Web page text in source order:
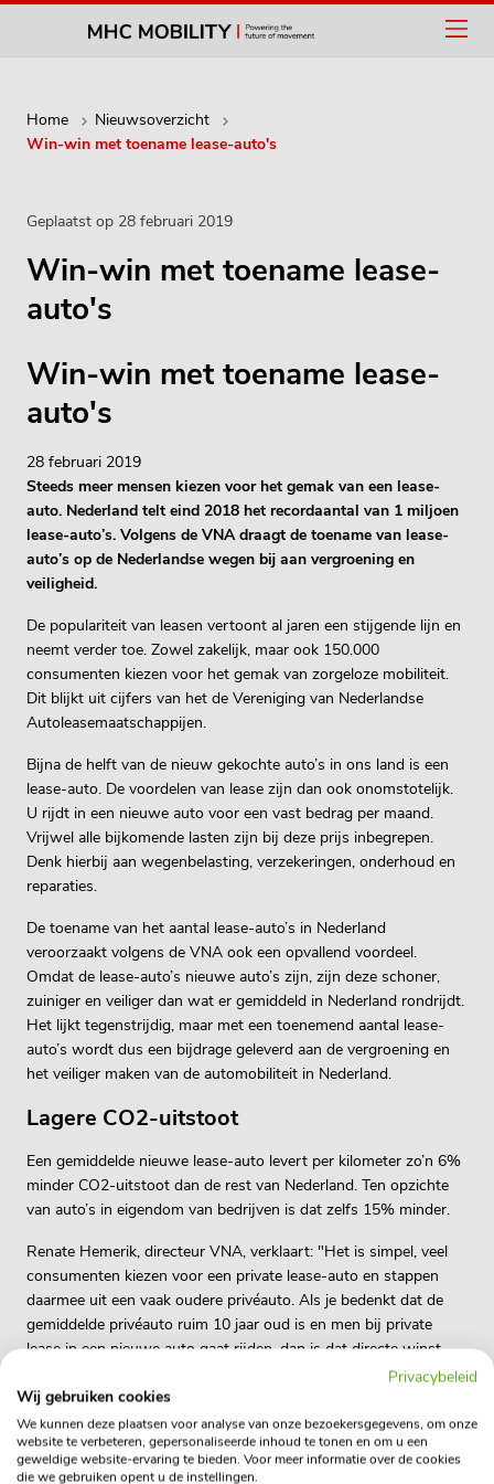
Home
Nieuwsoverzicht
Win-win met toename lease-auto's
Win-win met toename lease-
auto's
Geplaatst op 28 februari 2019
Win-win met toename lease-
auto's
28 februari 2019
Steeds meer mensen kiezen voor het gemak van een lease-
auto. Nederland telt eind 2018 het recordaantal van 1 miljoen
lease-auto’s. Volgens de VNA draagt de toename van lease-
auto’s op de Nederlandse wegen bij aan vergroening en
veiligheid.
De populariteit van leasen vertoont al jaren een stijgende lijn en
neemt verder toe. Zowel zakelijk, maar ook 150.000
consumenten kiezen voor het gemak van zorgeloze mobiliteit.
Dit blijkt uit cijfers van het de Vereniging van Nederlandse
Autoleasemaatschappijen.
Bijna de helft van de nieuw gekochte auto’s in ons land is een
lease-auto. De voordelen van lease zijn dan ook onomstotelijk.
U rijdt in een nieuwe auto voor een vast bedrag per maand.
Vrijwel alle bijkomende lasten zijn bij deze prijs inbegrepen.
Denk hierbij aan wegenbelasting, verzekeringen, onderhoud en
reparaties.
De toename van het aantal lease-auto’s in Nederland
veroorzaakt volgens de VNA ook een opvallend voordeel.
Omdat de lease-auto’s nieuwe auto’s zijn, zijn deze schoner,
zuiniger en veiliger dan wat er gemiddeld in Nederland rondrijdt.
Het lijkt tegenstrijdig, maar met een toenemend aantal lease-
auto’s wordt dus een bijdrage geleverd aan de vergroening en
het veiliger maken van de automobiliteit in Nederland.
Lagere CO2-uitstoot
Een gemiddelde nieuwe lease-auto levert per kilometer zo’n 6%
minder CO2-uitstoot dan de rest van Nederland. Ten opzichte
van auto’s in eigendom van bedrijven is dat zelfs 15% minder.
Renate Hemerik, directeur VNA, verklaart: "Het is simpel, veel
consumenten kiezen voor een private lease-auto en stappen
daarmee uit een vaak oudere privéauto. Als je bedenkt dat de
gemiddelde privéauto ruim 10 jaar oud is en men bij private
lease in een nieuwe auto gaat rijden, dan is dat directe winst
voor de CO2-uitstoot. Naast het feit dat nieuwe auto’s zuiniger
rijden, hebben zij gemiddeld ook meer veiligheidsopties. En dat
is weer goed voor de verkeersveiligheid en de doelstelling van
het kabinet om het aantal verkeersslachtoffers in Nederland
terug te dringen."
Privacybeleid
Wij gebruiken cookies
We kunnen deze plaatsen voor analyse van onze bezoekersgegevens, om onze
website te verbeteren, gepersonaliseerde inhoud te tonen en om u een
geweldige website-ervaring te bieden. Voor meer informatie over de cookies
die we gebruiken opent u de instellingen.